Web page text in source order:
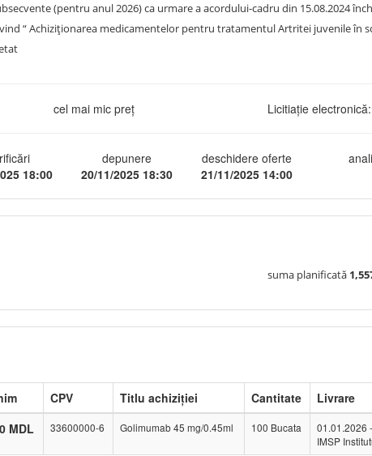
(pentru anul 2026) ca urmare a acordului-cadru din 15.08.2024
“ Achiziţionarea medicamentelor pentru tratamentul Artritei juvenile
cel mai mic preț Licitiație
18:00
depunere
20/11/2025 18:30
deschidere oferte
21/11/2025 14:00
suma planificată
CPV Titlu achiziției Cantitate Livrare
MDL 33600000-6 Golimumab 45 mg/0.45ml 100 Bucata
01.01.2026
IMSP